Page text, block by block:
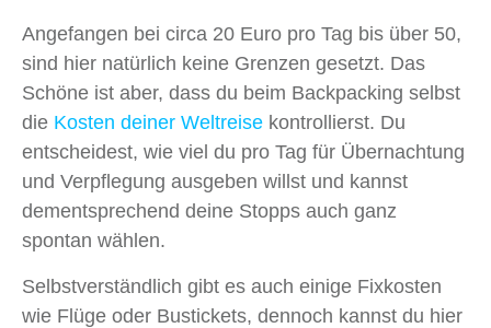
Angefangen bei circa 20 Euro pro Tag bis über 50,
sind hier natürlich keine Grenzen gesetzt. Das
Schöne ist aber, dass du beim Backpacking selbst
die Kosten deiner Weltreise kontrollierst. Du
entscheidest, wie viel du pro Tag für Übernachtung
und Verpflegung ausgeben willst und kannst
dementsprechend deine Stopps auch ganz
spontan wählen.
Selbstverständlich gibt es auch einige Fixkosten
wie Flüge oder Bustickets, dennoch kannst du hier